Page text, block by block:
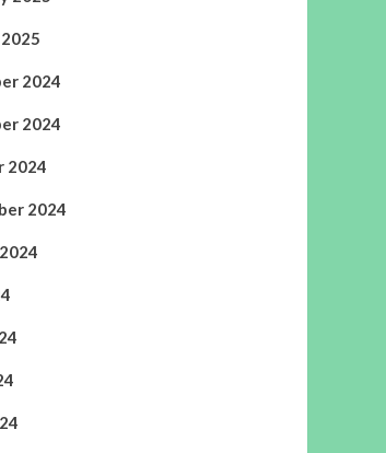
2024
2024
2024
2024